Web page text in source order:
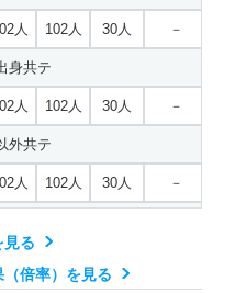
人 5人 1人 49.40
ース 一般 前 実技型体育
人 8人 4人 47.90
ース 一般 前 文系型
人 47人 8人 56
ース 一般 前 理系型
人 29人
ース 一般 後 統合型
人 102人 30人 －
身共テ
人 102人 30人 －
外共テ
人 102人 30人 －
見る
倍率）を見る